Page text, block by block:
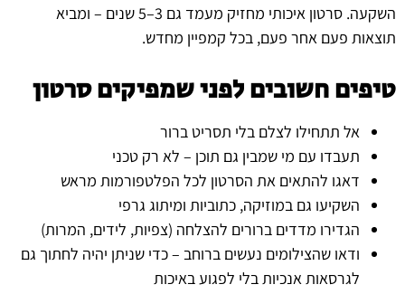
השקעה. סרטון איכותי מחזיק מעמד גם 3–5 שנים – ומביא
תוצאות פעם אחר פעם, בכל קמפיין מחדש.
טיפים חשובים לפני שמפיקים סרטון
אל תתחילו לצלם בלי תסריט ברור
תעבדו עם מי שמבין גם תוכן – לא רק טכני
דאגו להתאים את הסרטון לכל הפלטפורמות מראש
השקיעו גם במוזיקה, כתוביות ומיתוג גרפי
הגדירו מדדים ברורים להצלחה (צפיות, לידים, המרות)
ודאו שהצילומים נעשים ברוחב – כדי שניתן יהיה לחתוך גם
לגרסאות אנכיות בלי לפגוע באיכות